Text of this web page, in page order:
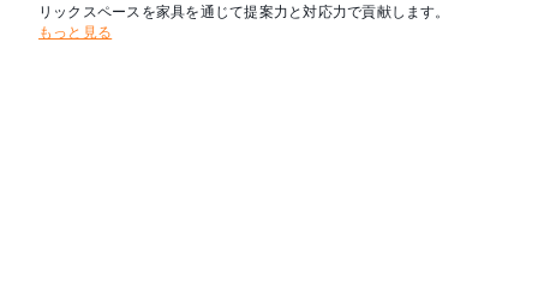
リックスペースを家具を通じて提案力と対応力で貢献します。
もっと見る